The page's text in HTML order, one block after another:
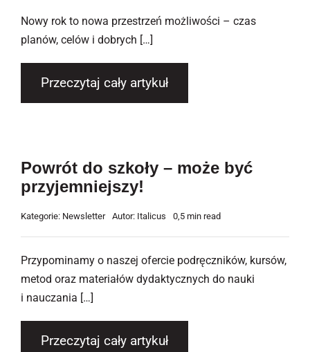
Nowy rok to nowa przestrzeń możliwości – czas
planów, celów i dobrych […]
Przeczytaj cały artykuł
Powrót do szkoły – może być
przyjemniejszy!
Kategorie: Newsletter Autor: Italicus 0,5 min read
Przypominamy o naszej ofercie podręczników, kursów,
metod oraz materiałów dydaktycznych do nauki
i nauczania […]
Przeczytaj cały artykuł